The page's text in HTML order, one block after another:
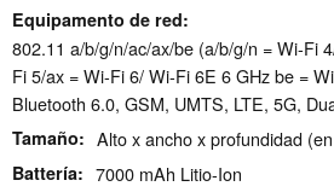
Equipamento de red
802.11 a/​b/​g/​n/​ac/​ax/​be (a/b/g/n = Wi-Fi
Fi 5/ax = Wi-Fi 6/ Wi-Fi 6E 6 GHz be =
Bluetooth 6.0, GSM, UMTS, LTE, 5G,
Tamaño Alto x ancho x profundidad
Battería 7000 mAh Litio-Ion